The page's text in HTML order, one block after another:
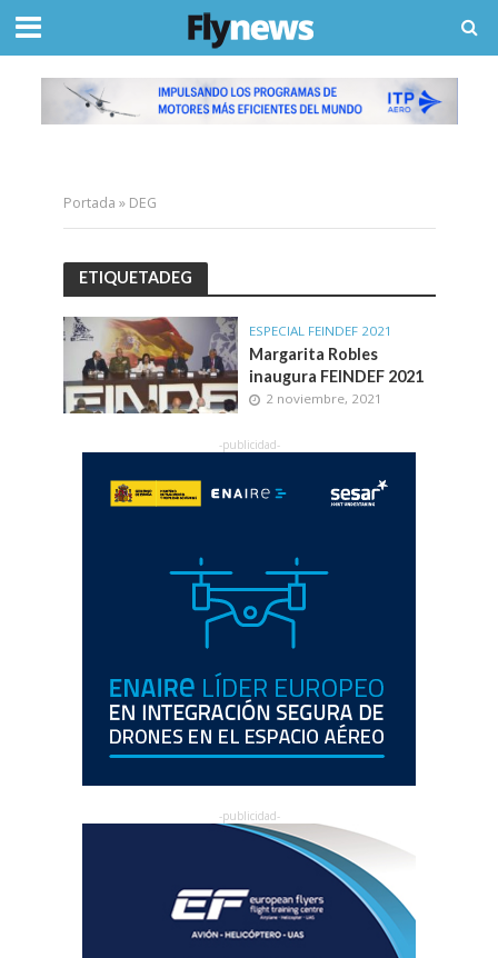
Portada » DEG
ETIQUETADEG
ESPECIAL FEINDEF 2021
Margarita Robles
inaugura FEINDEF 2021
2 noviembre, 2021